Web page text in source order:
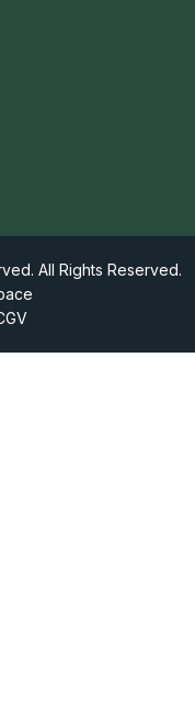
All Rights Reserved.